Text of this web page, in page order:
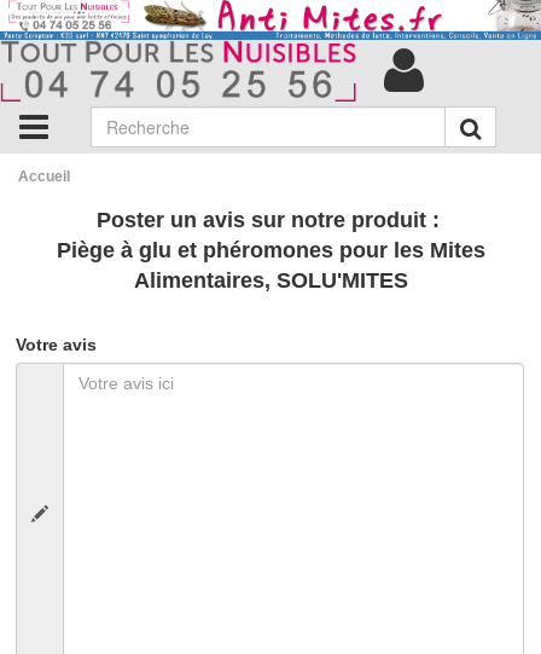
Accueil
Poster un avis sur notre produit :
Piège à glu et phéromones pour les Mites
Alimentaires, SOLU'MITES
Votre avis